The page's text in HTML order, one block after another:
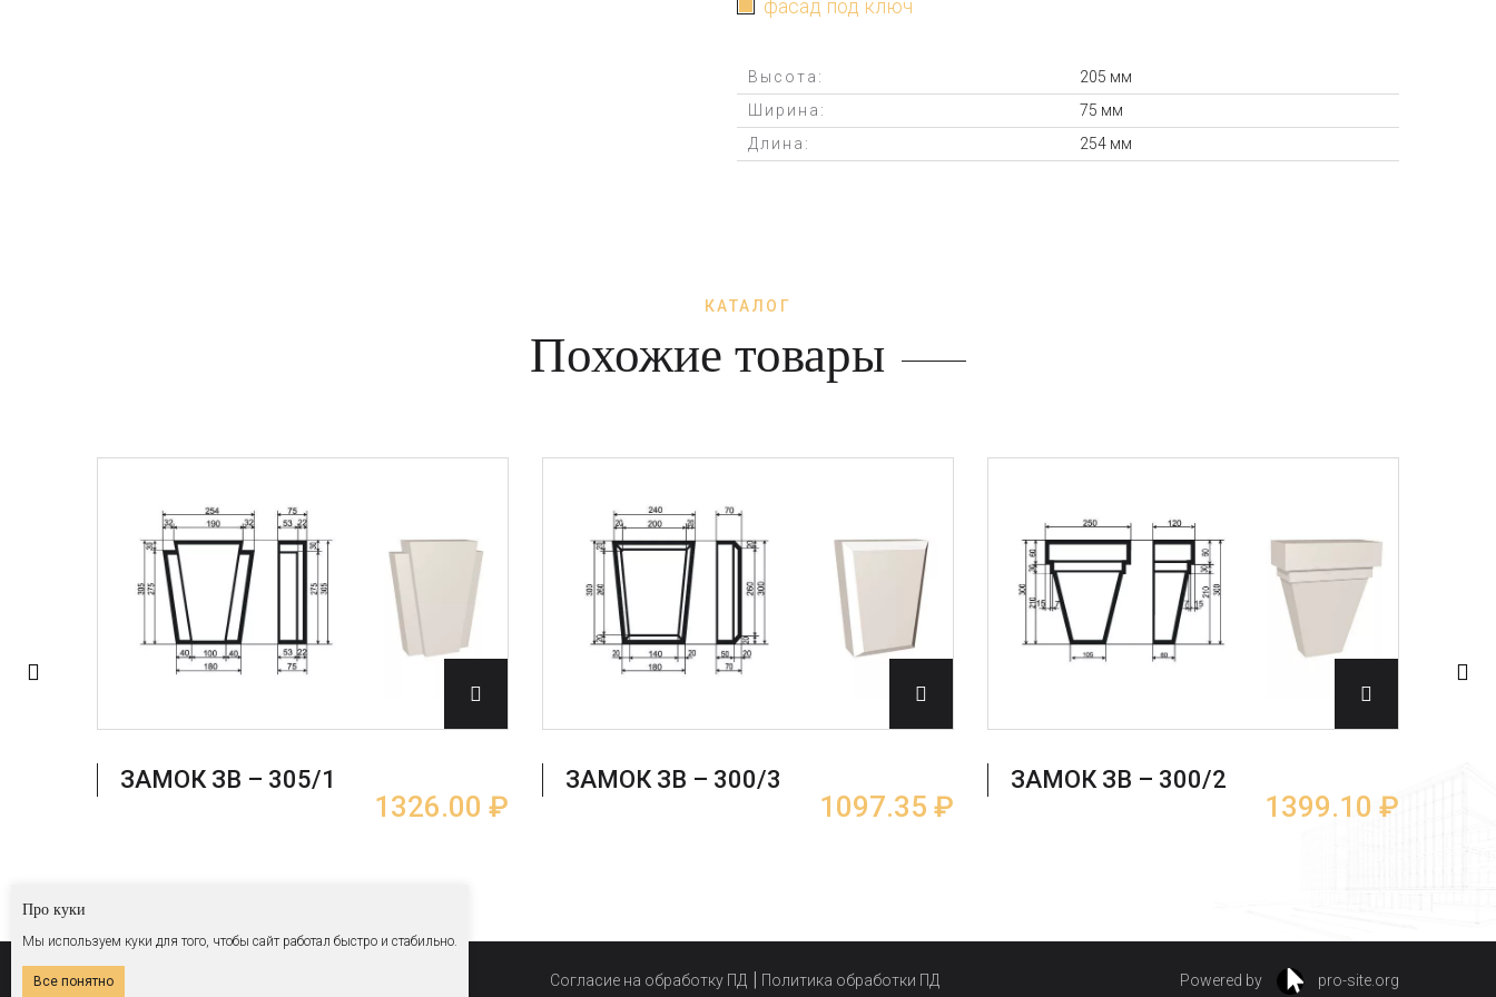
фасад под ключ
Высота:
205 мм
Ширина:
75 мм
Длина:
254 мм
КАТАЛОГ
Похожие товары
ЗАМОК ЗВ – 305/1
1326.00 ₽
ЗАМОК ЗВ – 300/3
1097.35 ₽
ЗАМОК ЗВ – 300/2
1399.10 ₽
© 2026 Все права защищены Согласие на обработку ПД Политика обработки ПД Powered by pro-site.org
Про куки
Мы используем куки для того, чтобы сайт работал быстро и стабильно.
Все понятно